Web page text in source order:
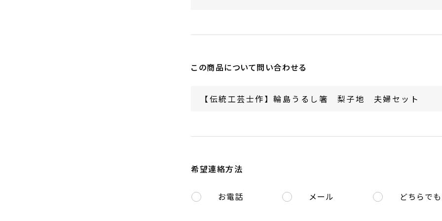
この商品について問い合わせる
希望連絡方法
お電話 メール どちらで